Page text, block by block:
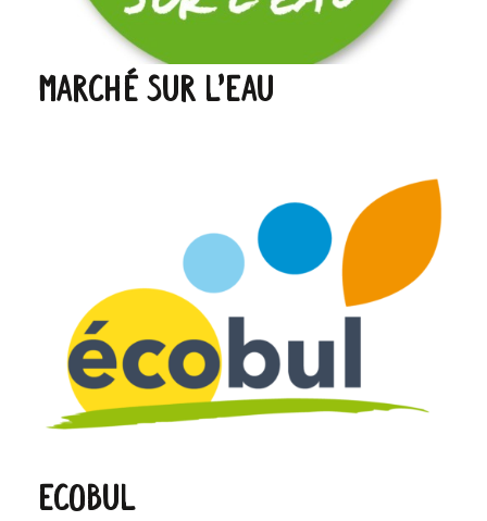
Marché Sur l’Eau
Ecobul